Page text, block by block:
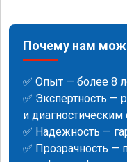
Почему нам
✅ Опыт — более 8
✅ Экспертность
и
✅ Надежность —
✅ Прозрачность —